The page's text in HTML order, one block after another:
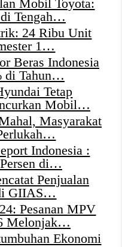
Mobil Toyota:
Tengah…
24 Ribu Unit
1…
Beras Indonesia
di Tahun…
Tetap
Mobil…
Masyarakat
Indonesia :
di…
Penjualan
GIIAS…
Pesanan MPV
Melonjak…
Ekonomi